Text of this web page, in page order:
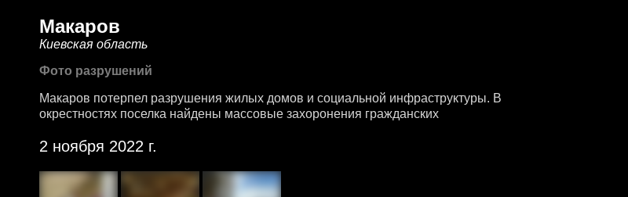
Макаров
Киевская область
Фото разрушений
Макаров потерпел разрушения жилых домов и социальной инфраструктуры. В
окрестностях поселка найдены массовые захоронения гражданских
2 ноября 2022 г.